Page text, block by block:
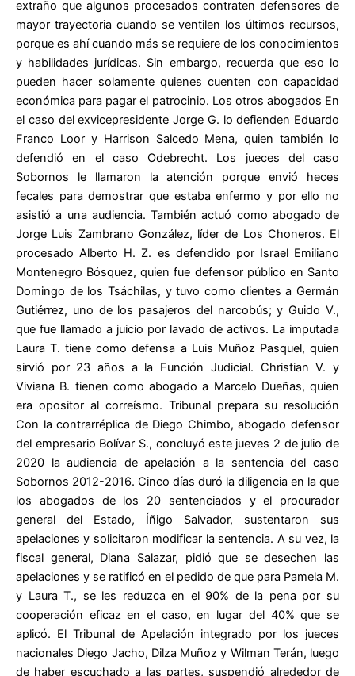
extraño que algunos procesados contraten defensores de
mayor trayectoria cuando se ventilen los últimos recursos,
porque es ahí cuando más se requiere de los conocimientos
y habilidades jurídicas. Sin embargo, recuerda que eso lo
pueden hacer solamente quienes cuenten con capacidad
económica para pagar el patrocinio. Los otros abogados En
el caso del exvicepresidente Jorge G. lo defienden Eduardo
Franco Loor y Harrison Salcedo Mena, quien también lo
defendió en el caso Odebrecht. Los jueces del caso
Sobornos le llamaron la atención porque envió heces
fecales para demostrar que estaba enfermo y por ello no
asistió a una audiencia. También actuó como abogado de
Jorge Luis Zambrano González, líder de Los Choneros. El
procesado Alberto H. Z. es defendido por Israel Emiliano
Montenegro Bósquez, quien fue defensor público en Santo
Domingo de los Tsáchilas, y tuvo como clientes a Germán
Gutiérrez, uno de los pasajeros del narcobús; y Guido V.,
que fue llamado a juicio por lavado de activos. La imputada
Laura T. tiene como defensa a Luis Muñoz Pasquel, quien
sirvió por 23 años a la Función Judicial. Christian V. y
Viviana B. tienen como abogado a Marcelo Dueñas, quien
era opositor al correísmo. Tribunal prepara su resolución
Con la contrarréplica de Diego Chimbo, abogado defensor
del empresario Bolívar S., concluyó este jueves 2 de julio de
2020 la audiencia de apelación a la sentencia del caso
Sobornos 2012-2016. Cinco días duró la diligencia en la que
los abogados de los 20 sentenciados y el procurador
general del Estado, Íñigo Salvador, sustentaron sus
apelaciones y solicitaron modificar la sentencia. A su vez, la
fiscal general, Diana Salazar, pidió que se desechen las
apelaciones y se ratificó en el pedido de que para Pamela M.
y Laura T., se les reduzca en el 90% de la pena por su
cooperación eficaz en el caso, en lugar del 40% que se
aplicó. El Tribunal de Apelación integrado por los jueces
nacionales Diego Jacho, Dilza Muñoz y Wilman Terán, luego
de haber escuchado a las partes, suspendió alrededor de